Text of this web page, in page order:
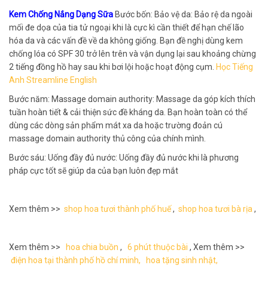
Kem Chống Nắng Dạng Sữa Bước bốn: Bảo vệ da: Bảo rệ da ngoài
mối đe dọa của tia tử ngoại khi là cực kì cần thiết để hạn chế lão
hóa da và các vấn đề về da không giống. Bạn đề nghị dùng kem
chống lóa có SPF 30 trở lên trên và vận dụng lại sau khoảng chừng
2 tiếng đồng hồ hay sau khi bơi lội hoặc hoạt động cụm. Học Tiếng
Anh Streamline English
Bước năm: Massage domain authority: Massage da góp kích thích
tuần hoàn tiết & cải thiện sức đề kháng da. Bạn hoàn toàn có thể
dùng các dòng sản phẩm mát xa da hoặc trường đoản cú
massage domain authority thủ công của chính mình.
Bước sáu: Uống đầy đủ nước: Uống đầy đủ nước khi là phương
pháp cực tốt sẽ giúp da của bạn luôn đẹp mắt
Xem thêm >> shop hoa tươi thành phố huế, shop hoa tươi bà rịa,
Xem thêm >> hoa chia buồn , 6 phút thuộc bài , Xem thêm >>
điện hoa tại thành phố hồ chí minh,
hoa tặng sinh nhật,